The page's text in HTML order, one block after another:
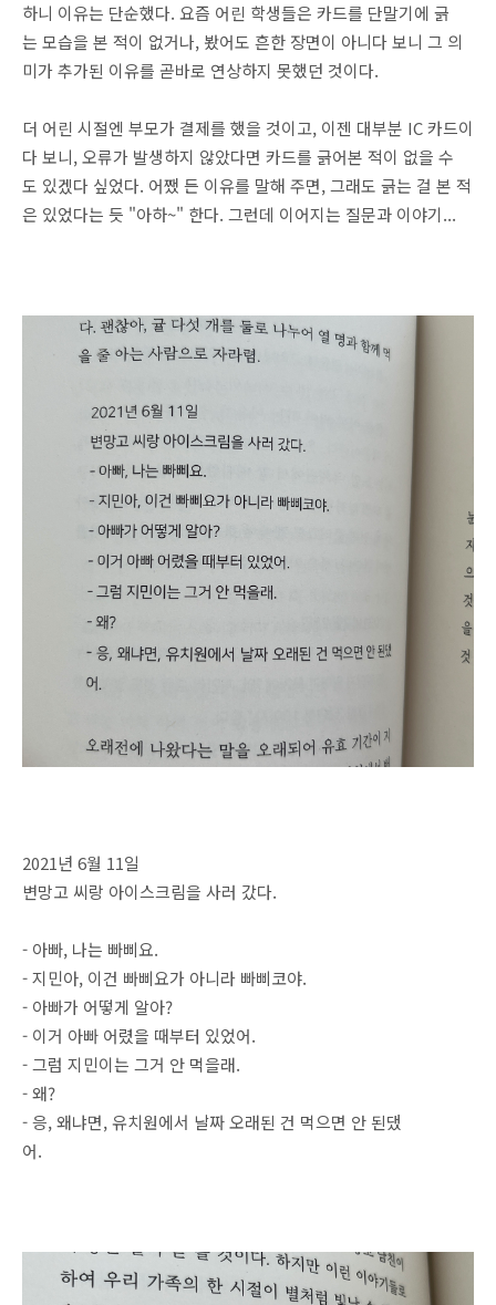
하니 이유는 단순했다. 요즘 어린 학생들은 카드를 단말기에 긁
는 모습을 본 적이 없거나, 봤어도 흔한 장면이 아니다 보니 그 의
미가 추가된 이유를 곧바로 연상하지 못했던 것이다.
더 어린 시절엔 부모가 결제를 했을 것이고, 이젠 대부분 IC 카드이
다 보니, 오류가 발생하지 않았다면 카드를 긁어본 적이 없을 수
도 있겠다 싶었다. 어쨌 든 이유를 말해 주면, 그래도 긁는 걸 본 적
은 있었다는 듯 "아하~" 한다. 그런데 이어지는 질문과 이야기...
2021년 6월 11일
변망고 씨랑 아이스크림을 사러 갔다.
- 아빠, 나는 빠삐요.
- 지민아, 이건 빠삐요가 아니라 빠삐코야.
- 아빠가 어떻게 알아?
- 이거 아빠 어렸을 때부터 있었어.
- 그럼 지민이는 그거 안 먹을래.
- 왜?
- 응, 왜냐면, 유치원에서 날짜 오래된 건 먹으면 안 된댔
어.